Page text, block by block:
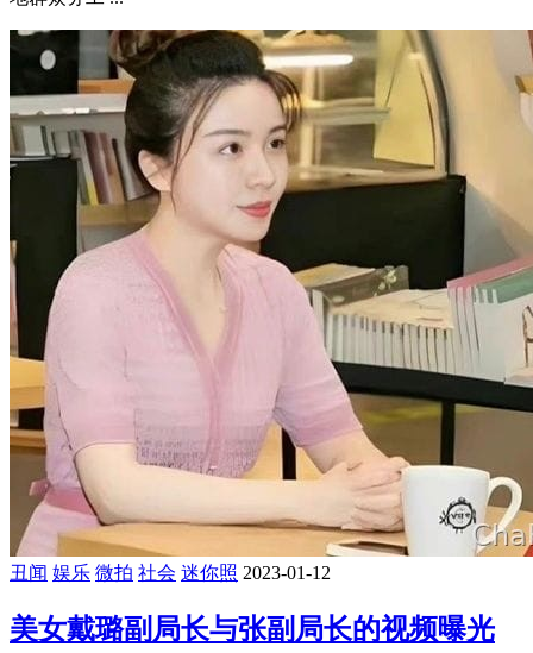
丑闻 娱乐 微拍 社会 迷你照 2023-01-12
美女戴璐副局长与张副局长的视频曝光